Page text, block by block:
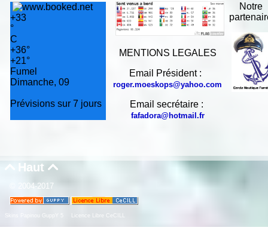
+33
°
C
+36°
+21°
Fumel
Dimanche, 09
Prévisions sur 7 jours
MENTIONS LEGALES
Email Président :
roger.moeskops@yahoo.com
Email secrétaire :
fafadora@hotmail.fr
Notre
 Haut 
© 2004-2017
Skins Papinou GuppY 5 Licence Libre CeCILL